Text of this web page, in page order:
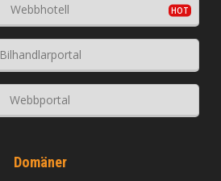
Webbhotell
Bilhandlarportal
Webbportal
Domäner